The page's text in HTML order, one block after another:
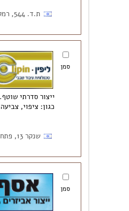
ת.ד. 544, רמלה, 7210401
סמן
ייצור סדרתי
כגון: ציפוי,
שנקר 13, פתח-תקוה
סמן